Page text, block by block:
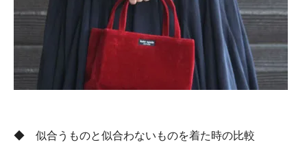
◆ 似合うものと似合わないものを着た時の比較